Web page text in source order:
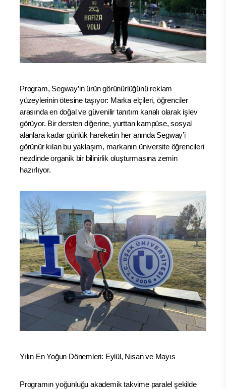
Program, Segway’in ürün görünürlüğünü reklam
yüzeylerinin ötesine taşıyor: Marka elçileri, öğrenciler
arasında en doğal ve güvenilir tanıtım kanalı olarak işlev
görüyor. Bir dersten diğerine, yurttan kampüse, sosyal
alanlara kadar günlük hareketin her anında Segway’i
görünür kılan bu yaklaşım, markanın üniversite öğrencileri
nezdinde organik bir bilinirlik oluşturmasına zemin
hazırlıyor.
Yılın En Yoğun Dönemleri: Eylül, Nisan ve Mayıs
Programın yoğunluğu akademik takvime paralel şekilde